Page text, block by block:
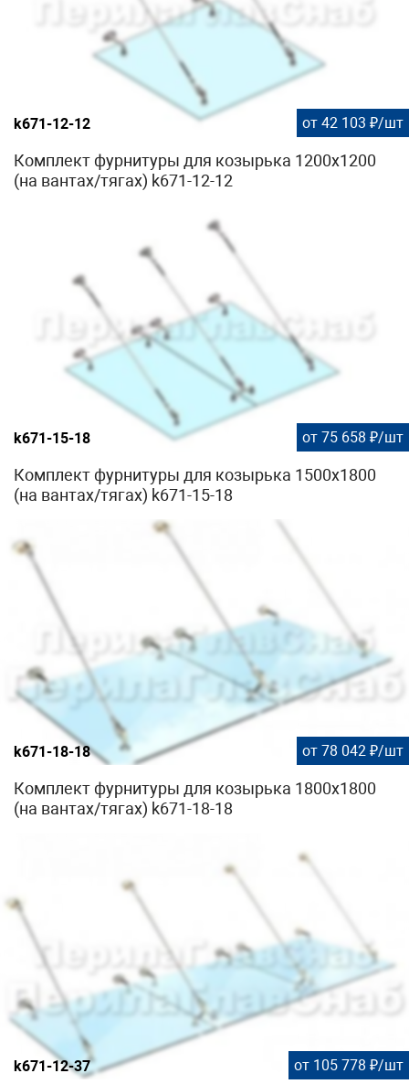
k671-12-12 от 42 103 ₽/шт
Комплект фурнитуры для козырька 1200х1200
(на вантах/тягах) k671-12-12
k671-15-18 от 75 658 ₽/шт
Комплект фурнитуры для козырька 1500х1800
(на вантах/тягах) k671-15-18
k671-18-18 от 78 042 ₽/шт
Комплект фурнитуры для козырька 1800х1800
(на вантах/тягах) k671-18-18
k671-12-37 от 105 778 ₽/шт